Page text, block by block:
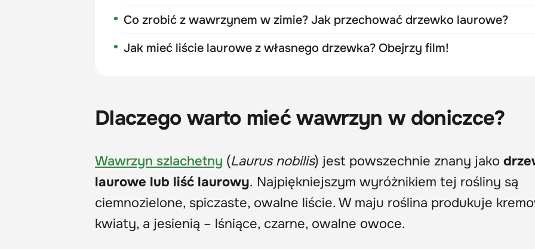
Co zrobić z wawrzynem w zimie? Jak przechować drzewko laurowe?
Jak mieć liście laurowe z własnego drzewka? Obejrzy film!
Dlaczego warto mieć wawrzyn w doniczce?
Wawrzyn szlachetny (Laurus nobilis) jest powszechnie znany jako
laurowe lub liść laurowy. Najpiękniejszym wyróżnikiem tej rośliny są
ciemnozielone, spiczaste, owalne liście. W maju roślina produkuje
kwiaty, a jesienią – lśniące, czarne, owalne owoce.